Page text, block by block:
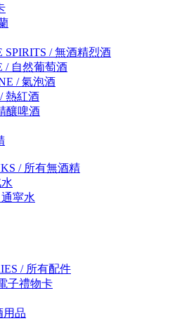
SPIRITS /無酒精烈酒
/ 自然葡萄酒
/氣泡酒
/熱紅酒
釀啤酒
/ 所有無酒精
通寜水
/ 所有配件
子禮物卡
用品